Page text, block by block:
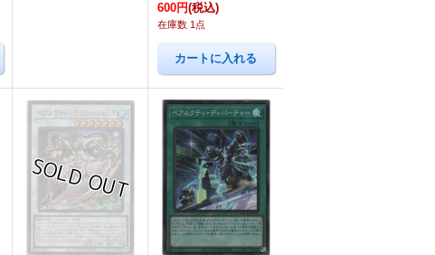
600円(税込)
在庫数 1点